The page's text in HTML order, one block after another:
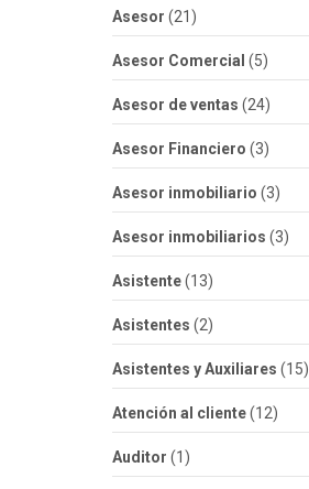
Asesor (21)
Asesor Comercial (5)
Asesor de ventas (24)
Asesor Financiero (3)
Asesor inmobiliario (3)
Asesor inmobiliarios (3)
Asistente(13)
Asistentes (2)
Asistentes y Auxiliares (15)
Atención al cliente(12)
Auditor (1)